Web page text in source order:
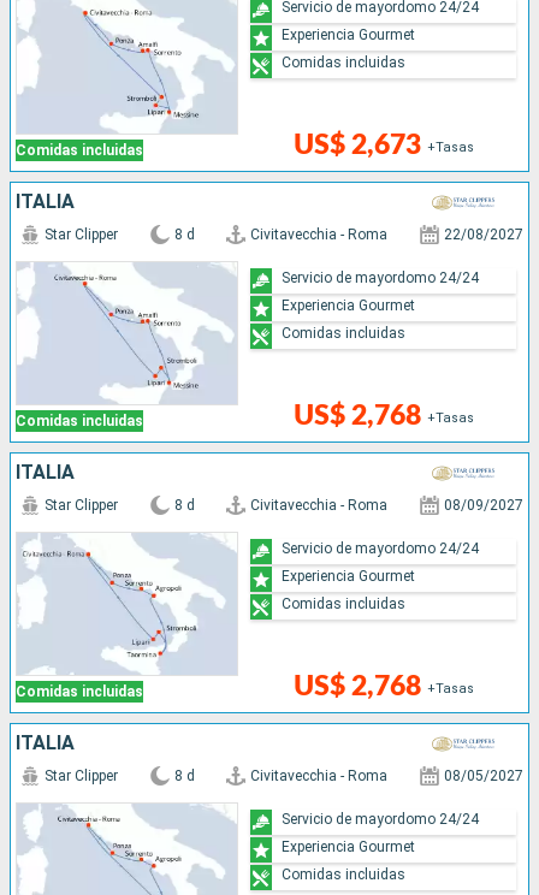
Comidas incluidas US$ 2,673 +Tasas
Servicio de mayordomo 24/24
Experiencia Gourmet
Comidas incluidas
ITALIA
Comidas incluidas
Star Clipper 8 d Civitavecchia - Roma 22/08/2027
US$ 2,768 +Tasas
Servicio de mayordomo 24/24
Experiencia Gourmet
Comidas incluidas
ITALIA
Comidas incluidas
Star Clipper 8 d Civitavecchia - Roma 08/09/2027
US$ 2,768 +Tasas
Servicio de mayordomo 24/24
Experiencia Gourmet
Comidas incluidas
ITALIA
Star Clipper 8 d Civitavecchia - Roma 08/05/2027
Servicio de mayordomo 24/24
Experiencia Gourmet
Comidas incluidas